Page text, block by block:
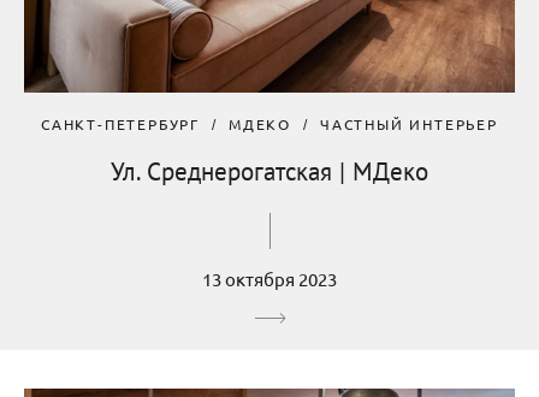
САНКТ-ПЕТЕРБУРГ МДЕКО ЧАСТНЫЙ ИНТЕРЬЕР
Ул. Среднерогатская | МДеко
13 октября 2023